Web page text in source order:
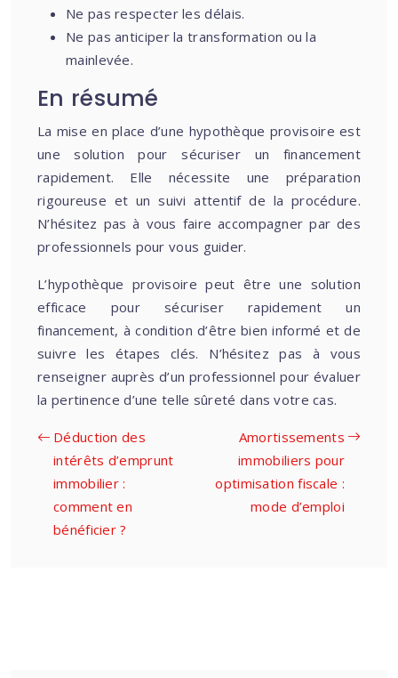
Ne pas respecter les délais.
Ne pas anticiper la transformation ou la
mainlevée.
En résumé
La mise en place d’une hypothèque provisoire est
une solution pour sécuriser un financement
rapidement. Elle nécessite une préparation
rigoureuse et un suivi attentif de la procédure.
N’hésitez pas à vous faire accompagner par des
professionnels pour vous guider.
L’hypothèque provisoire peut être une solution
efficace pour sécuriser rapidement un
financement, à condition d’être bien informé et de
suivre les étapes clés. N’hésitez pas à vous
renseigner auprès d’un professionnel pour évaluer
la pertinence d’une telle sûreté dans votre cas.
Déduction des
intérêts d’emprunt
immobilier :
comment en
bénéficier ?
Amortissements
immobiliers pour
optimisation fiscale :
mode d’emploi